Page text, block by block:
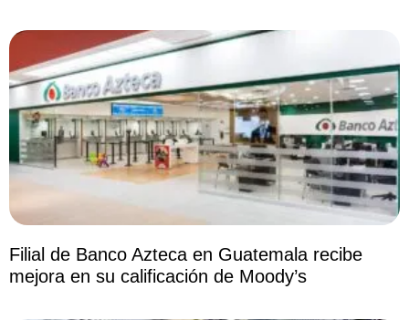
Filial de Banco Azteca en Guatemala recibe
mejora en su calificación de Moody’s